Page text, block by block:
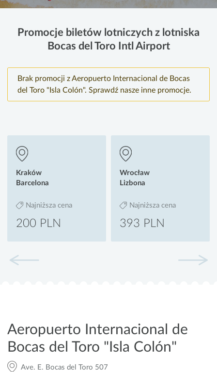
Promocje biletów lotniczych z lotniska
Bocas del Toro Intl Airport
Brak promocji z Aeropuerto Internacional de Bocas
del Toro "Isla Colón". Sprawdź nasze inne promocje.
Kraków
Barcelona
Najniższa cena
200 PLN
Wrocław
Lizbona
Najniższa cena
393 PLN
Aeropuerto Internacional de
Bocas del Toro "Isla Colón"
Ave. E. Bocas del Toro 507